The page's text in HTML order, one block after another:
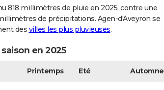
818 millimètres de pluie en 2025, contre une
de précipitations. Agen-d'Aveyron se
des villes les plus pluvieuses.
en 2025
Printemps Eté Automne